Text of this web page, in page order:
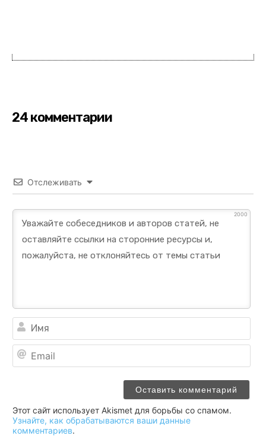
24 комментарии
Отслеживать
2000
Этот сайт использует Akismet для борьбы со спамом.
Узнайте, как обрабатываются ваши данные
комментариев.